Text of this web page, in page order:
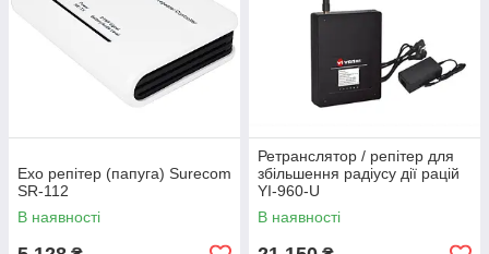
Ехо репітер (папуга) Surecom
SR-112
В наявності
Ретранслятор / репітер для
збільшення радіусу дії рацій
YI-960-U
В наявності